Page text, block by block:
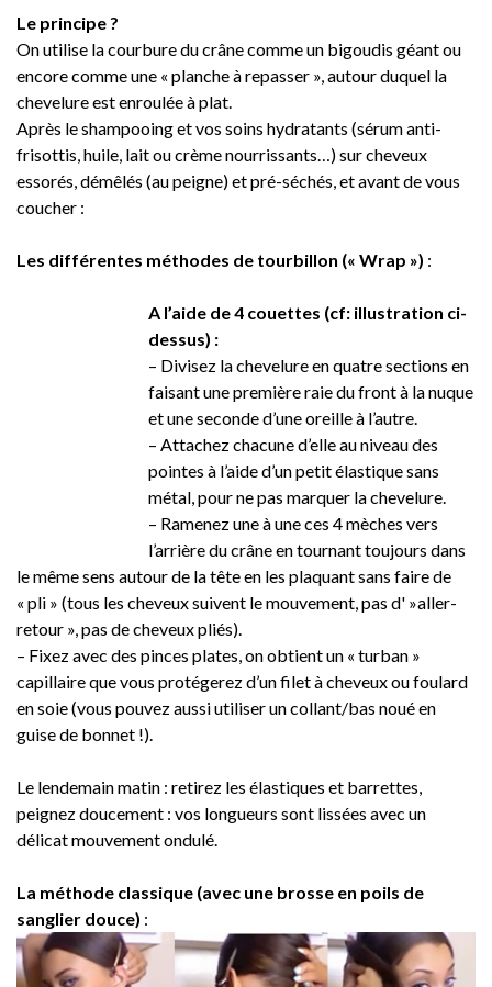
Le principe ?
On utilise la courbure du crâne comme un bigoudis géant ou
encore comme une « planche à repasser », autour duquel la
chevelure est enroulée à plat.
Après le shampooing et vos soins hydratants (sérum anti-
frisottis, huile, lait ou crème nourrissants…) sur cheveux
essorés, démêlés (au peigne) et pré-séchés, et avant de vous
coucher :
Les différentes méthodes de tourbillon (« Wrap ») :
A l’aide de 4 couettes (cf: illustration ci-
dessus) :
– Divisez la chevelure en quatre sections en
faisant une première raie du front à la nuque
et une seconde d’une oreille à l’autre.
– Attachez chacune d’elle au niveau des
pointes à l’aide d’un petit élastique sans
métal, pour ne pas marquer la chevelure.
– Ramenez une à une ces 4 mèches vers
l’arrière du crâne en tournant toujours dans
le même sens autour de la tête en les plaquant sans faire de
« pli » (tous les cheveux suivent le mouvement, pas d' »aller-
retour », pas de cheveux pliés).
– Fixez avec des pinces plates, on obtient un « turban »
capillaire que vous protégerez d’un filet à cheveux ou foulard
en soie (vous pouvez aussi utiliser un collant/bas noué en
guise de bonnet !).
Le lendemain matin : retirez les élastiques et barrettes,
peignez doucement : vos longueurs sont lissées avec un
délicat mouvement ondulé.
La méthode classique (avec une brosse en poils de
sanglier douce) :